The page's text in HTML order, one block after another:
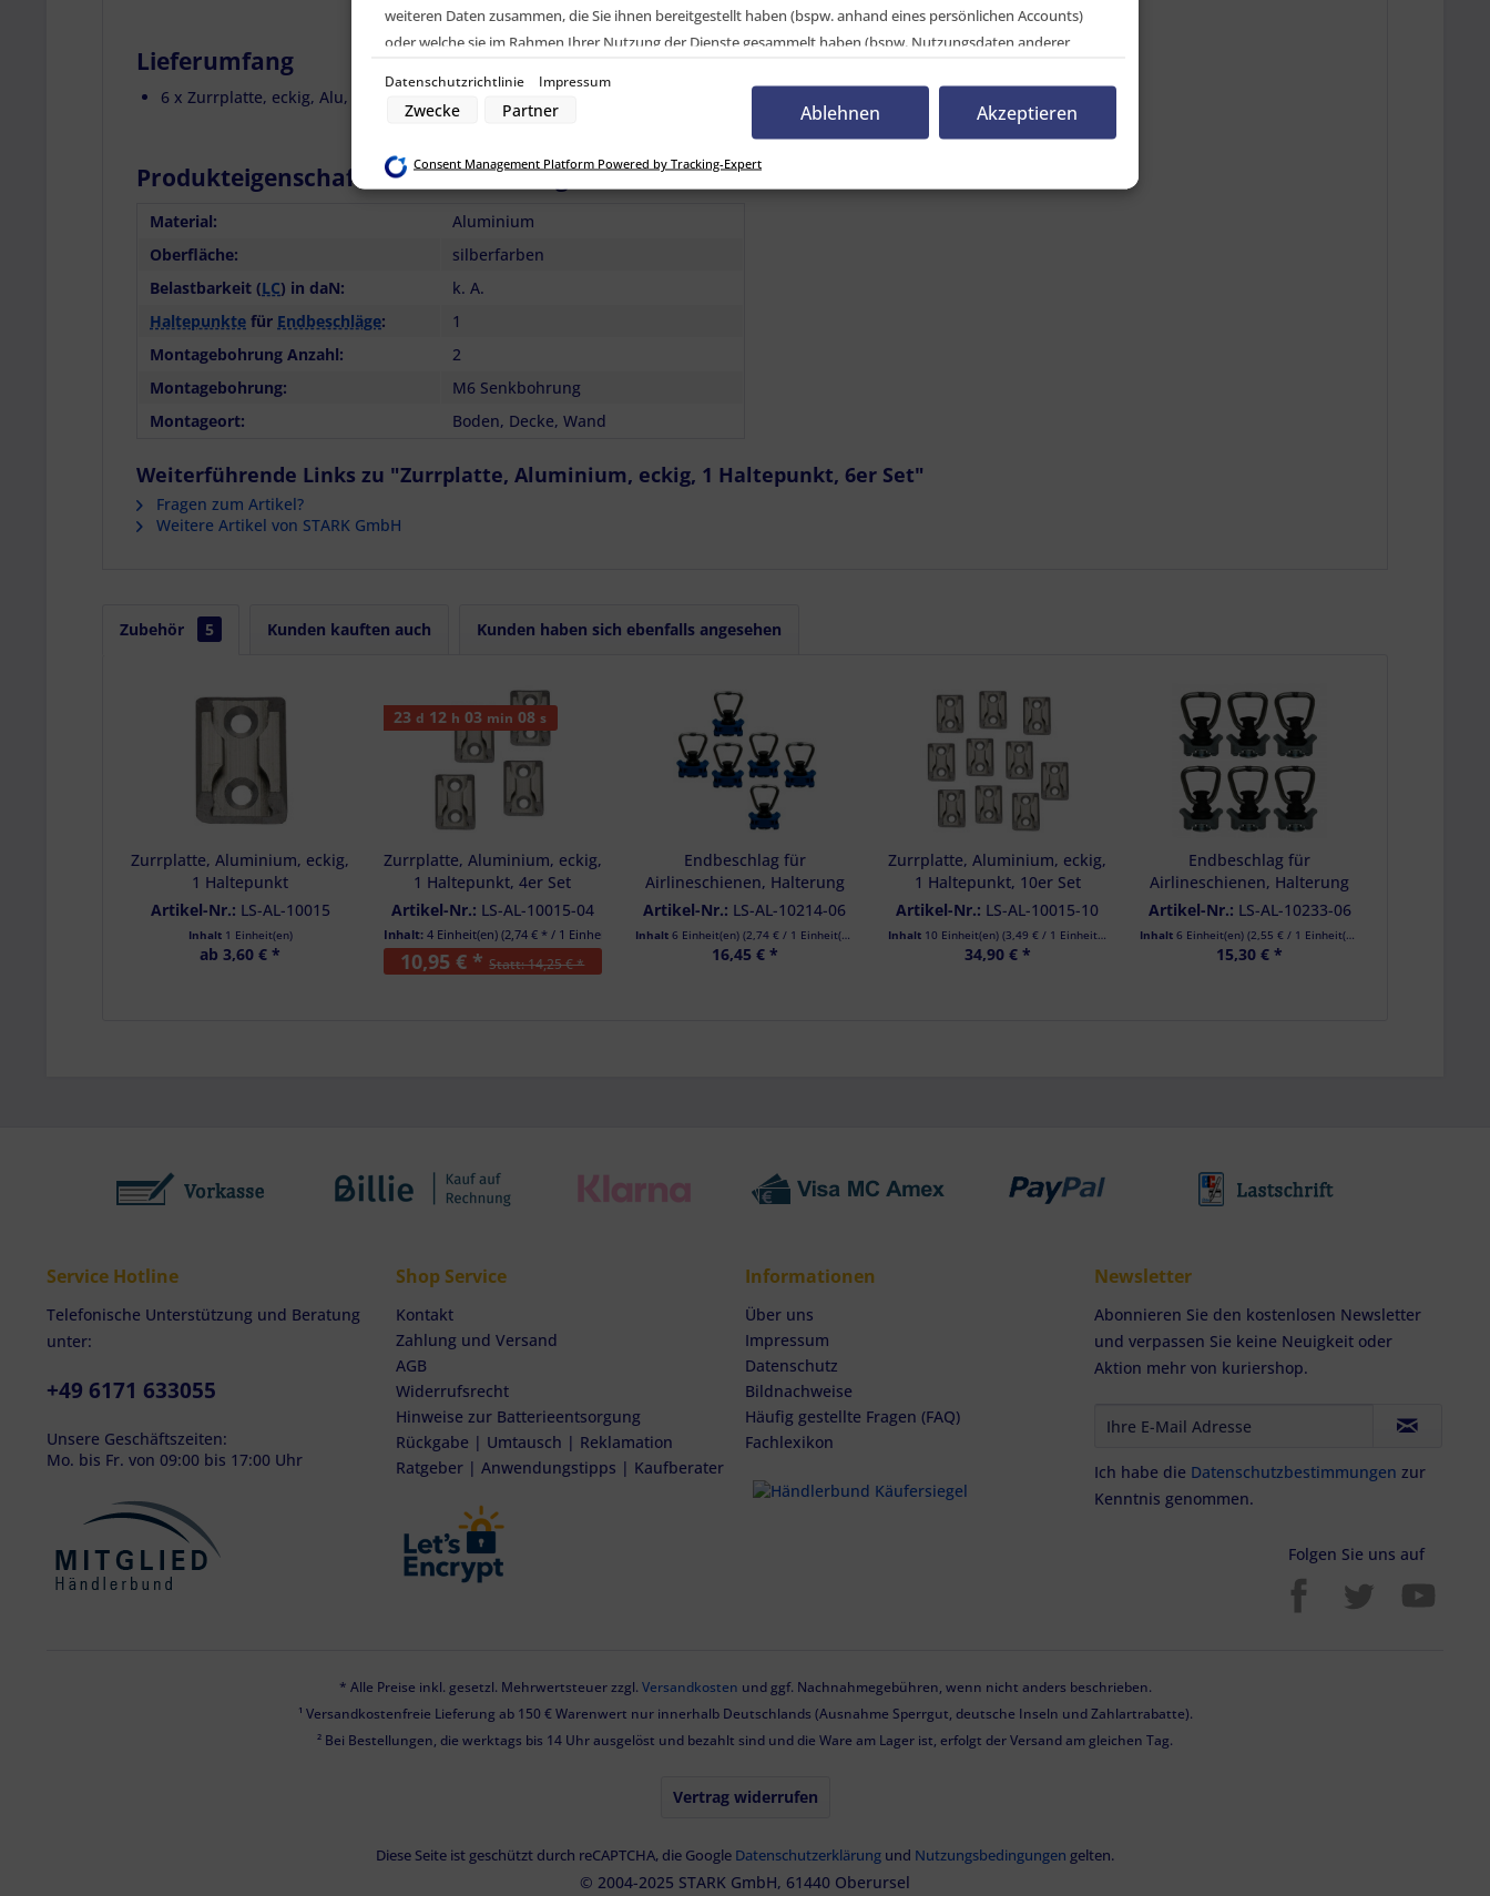
Lieferumfang
6 x Zurrplatte, eckig, Alu, 1
Produkteigenschaften für Artikelvergleich
Material:
Aluminium
Oberfläche:
silberfarben
Belastbarkeit (LC) in daN:
k. A.
Haltepunkte für Endbeschläge:
1
Montagebohrung Anzahl:
2
Montagebohrung:
M6 Senkbohrung
Montageort:
Boden, Decke, Wand
Weiterführende Links zu "Zurrplatte, Aluminium, eckig, 1 Haltepunkt, 6er Set"
Fragen zum Artikel?
Weitere Artikel von STARK GmbH
Zubehör 5 Kunden kauften auch Kunden haben sich ebenfalls angesehen
Zurrplatte, Aluminium, eckig,
1 Haltepunkt
Artikel-Nr.: LS-AL-10015
Inhalt 1 Einheit(en)
ab 3,60 € *
23 d 12 h 03 min 06 s
Zurrplatte, Aluminium, eckig,
1 Haltepunkt, 4er Set
Artikel-Nr.: LS-AL-10015-04
Inhalt:4 Einheit(en) (2,74 €* / 1 Einheit(en))
10,95 € *Statt: 14,25 € *
Endbeschlag für
Airlineschienen, Halterung
blau, LC 500 daN, 6er Set
Artikel-Nr.: LS-AL-10214-06
Inhalt6 Einheit(en)(2,74 € / 1 Einheit(en))
16,45 € *
Zurrplatte, Aluminium, eckig,
1 Haltepunkt, 10er Set
Artikel-Nr.: LS-AL-10015-10
Inhalt 10 Einheit(en) (3,49 € / 1 Einheit(en))
34,90 € *
Endbeschlag für
Airlineschienen, Halterung
grau, LC 450 daN, 6er Set
Artikel-Nr.: LS-AL-10233-06
Inhalt6 Einheit(en)(2,55 € / 1 Einheit(en))
15,30 € *
Service Hotline
Telefonische Unterstützung und Beratung
unter:
+49 6171 633055
Unsere Geschäftszeiten:
Mo. bis Fr. von 09:00 bis 17:00 Uhr
Shop Service
Kontakt
Zahlung und Versand
AGB
Widerrufsrecht
Hinweise zur Batterieentsorgung
Rückgabe | Umtausch | Reklamation
Ratgeber | Anwendungstipps | Kaufberater
Informationen
Über uns
Impressum
Datenschutz
Bildnachweise
Häufig gestellte Fragen (FAQ)
Fachlexikon
Newsletter
Abonnieren Sie den kostenlosen Newsletter
und verpassen Sie keine Neuigkeit oder
Aktion mehr von kuriershop.
Ich habe die Datenschutzbestimmungen zur
Kenntnis genommen.
Folgen Sie uns auf
* Alle Preise inkl. gesetzl. Mehrwertsteuer zzgl. Versandkosten und ggf. Nachnahmegebühren, wenn nicht anders beschrieben.
¹ Versandkostenfreie Lieferung ab 150 € Warenwert nur innerhalb Deutschlands (Ausnahme Sperrgut, deutsche Inseln und Zahlartrabatte).
² Bei Bestellungen, die werktags bis 14 Uhr ausgelöst und bezahlt sind und die Ware am Lager ist, erfolgt der Versand am gleichen Tag.
Vertrag widerrufen
Diese Seite ist geschützt durch reCAPTCHA, die Google Datenschutzerklärung und Nutzungsbedingungen gelten.
© 2004-2025 STARK GmbH, 61440 Oberursel
weiteren Daten zusammen, die Sie ihnen bereitgestellt haben (bspw. anhand eines persönlichen Accounts)
oder welche sie im Rahmen Ihrer Nutzung der Dienste gesammelt haben (bspw. Nutzungsdaten anderer
den Datenschutz-Button links unten klicken und dort die entsprechenden Anpassungen vornehmen.
Zwecke der Datenverarbeitung durch unsere Partner:
Speichern von oder Zugriff auf Informationen auf einem Endgerät
Verwendung reduzierter Daten zur Auswahl von Werbeanzeigen
Erstellung von Profilen für personalisierte Werbung
Verwendung von Profilen zur Auswahl personalisierter Werbung
Erstellung von Profilen zur Personalisierung von Inhalten
Verwendung von Profilen zur Auswahl personalisierter Inhalte
Messung der Werbeleistung
Messung der Performance von Inhalten
Analyse von Zielgruppen durch Statistiken oder Kombinationen von Daten aus verschiedenen Quellen
Entwicklung und Verbesserung der Angebote
Verwendung reduzierter Daten zur Auswahl von Inhalten
Verwendung genauer Standortdaten
Endgeräteeigenschaften zur Identifikation aktiv abfragen
Datenschutzrichtlinie Impressum
Zwecke Partner Ablehnen Akzeptieren
Consent Management Platform Powered by Tracking-Expert